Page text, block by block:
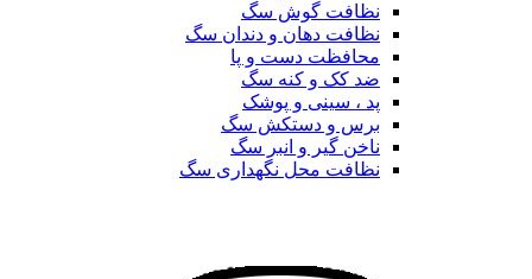
نظافت گوش سگ
نظافت دهان و دندان سگ
محافظت دست و پا
ضد کک و کنه سگ
پد ، سینی و پوشک
برس و دستکش سگ
ناخن گیر و انبر سگ
نظافت محل نگهداری سگ